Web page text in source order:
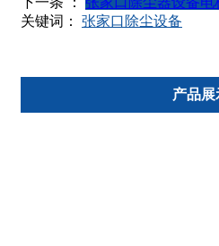
关键词： 张家口除尘设备
产品展